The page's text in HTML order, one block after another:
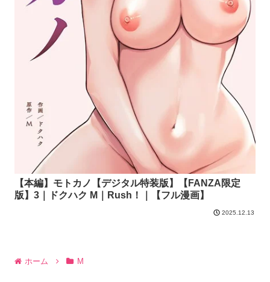
【本編】モトカノ【デジタル特装版】【FANZA限定
版】3｜ドクハク M｜Rush！｜【フル漫画】
2025.12.13
ホーム M